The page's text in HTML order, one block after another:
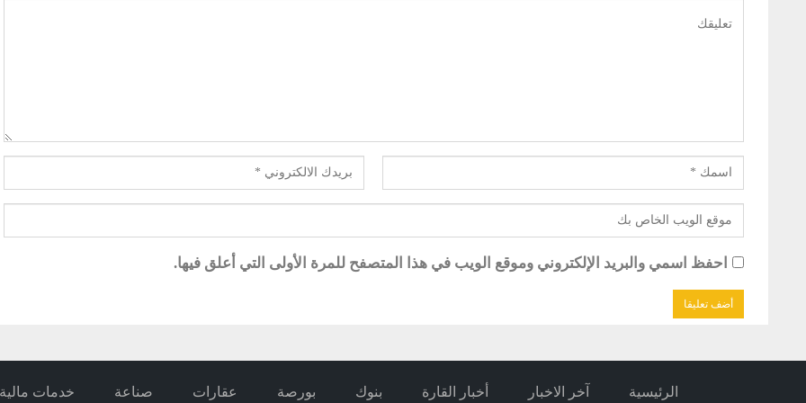
احفظ اسمي والبريد الإلكتروني وموقع الويب في هذا المتصفح للمرة الأولى التي أعلق فيها.
الرئيسية آخر الاخبار أخبار القارة بنوك بورصة عقارات صناعة خدمات مالية